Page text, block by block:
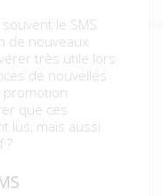
le SMS
de nouveaux
très utile lors
de nouvelles
que ces
lus, mais aussi
?